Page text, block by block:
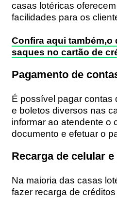
casas lotéricas
facilidades para os
Confira aqui também,o
saques no cartão de
Pagamento de
É possível pagar contas
e boletos diversos nas
informar ao atendente o
documento e efetuar o
Recarga de celular
Na maioria das casas
fazer recarga de